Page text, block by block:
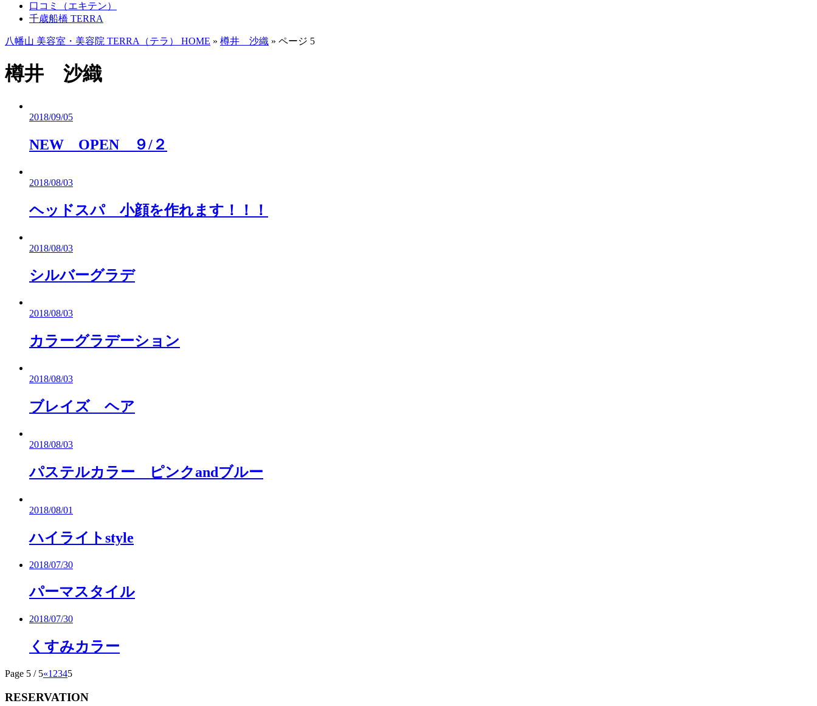
口コミ（エキテン）
千歳船橋 TERRA
八幡山 美容室・美容院 TERRA（テラ） HOME » 樽井 沙織 » ページ 5
樽井 沙織
2018/09/05
NEW OPEN ９/２
2018/08/03
ヘッドスパ 小顔を作れます！！！
2018/08/03
シルバーグラデ
2018/08/03
カラーグラデーション
2018/08/03
ブレイズ ヘア
2018/08/03
パステルカラー ピンクandブルー
2018/08/01
ハイライトstyle
2018/07/30
パーマスタイル
2018/07/30
くすみカラー
Page 5 / 5«1 2345
RESERVATION